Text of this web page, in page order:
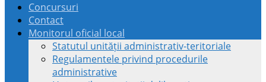
Concursuri
Contact
Monitorul oficial local
Statutul unității administrativ-teritoriale
Regulamentele privind procedurile
administrative